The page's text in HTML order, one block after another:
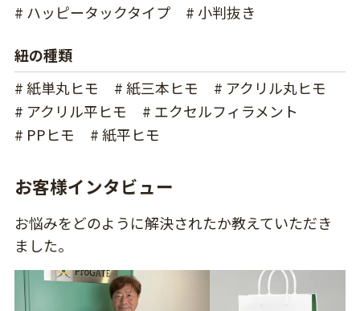
# ハッピータックタイプ
# 小判抜き
紐の種類
# 紙単丸ヒモ
# 紙三本ヒモ
# アクリル丸ヒモ
# アクリル平ヒモ
# エクセルフィラメント
# PPヒモ
# 紙平ヒモ
お客様インタビュー
お悩みをどのように解決されたか教えていただき
ました。